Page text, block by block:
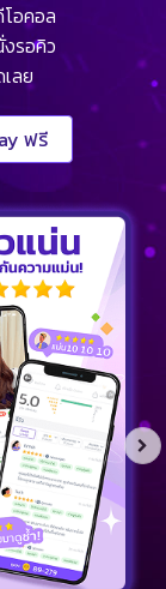
อคอล
รอคิว
ลย
ฟรี